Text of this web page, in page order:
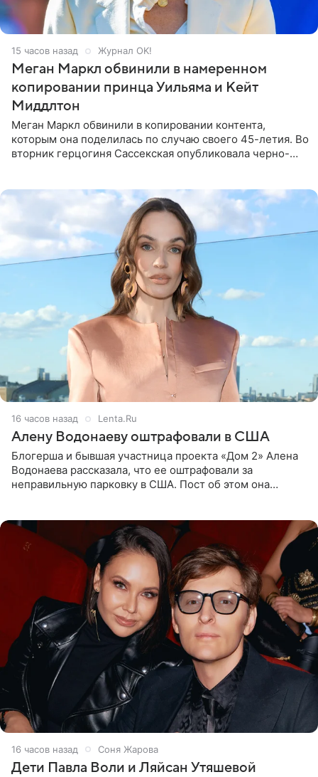
15 часов назад Журнал OK!
Меган Маркл обвинили в намеренном
копировании принца Уильяма и Кейт
Миддлтон
Меган Маркл обвинили в копировании контента,
которым она поделилась по случаю своего 45-летия. Во
вторник герцогиня Сассекская опубликовала черно-
16 часов назад Lenta.Ru
Алену Водонаеву оштрафовали в США
Блогерша и бывшая участница проекта «Дом 2» Алена
Водонаева рассказала, что ее оштрафовали за
неправильную парковку в США. Пост об этом она
16 часов назад Соня Жарова
Дети Павла Воли и Ляйсан Утяшевой